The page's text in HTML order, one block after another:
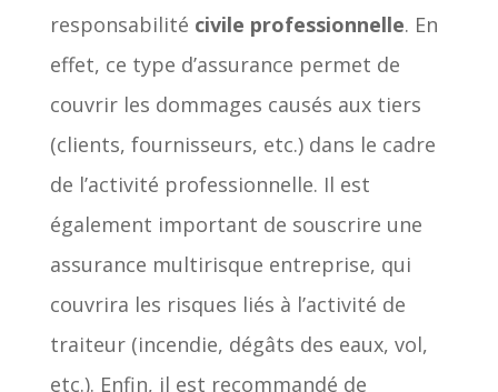
responsabilité civile professionnelle. En
effet, ce type d’assurance permet de
couvrir les dommages causés aux tiers
(clients, fournisseurs, etc.) dans le cadre
de l’activité professionnelle. Il est
également important de souscrire une
assurance multirisque entreprise, qui
couvrira les risques liés à l’activité de
traiteur (incendie, dégâts des eaux, vol,
etc.). Enfin, il est recommandé de